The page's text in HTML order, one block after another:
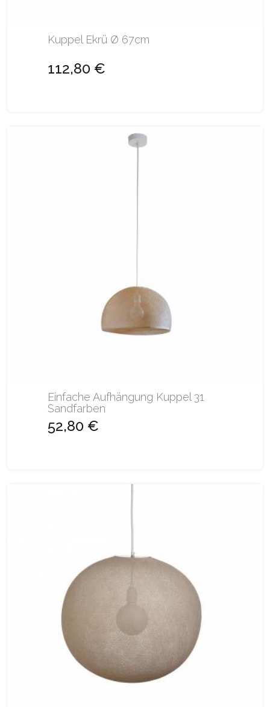
Kuppel Ekrü Ø 67cm
112,80 €
Einfache Aufhängung Kuppel 31
Sandfarben
52,80 €